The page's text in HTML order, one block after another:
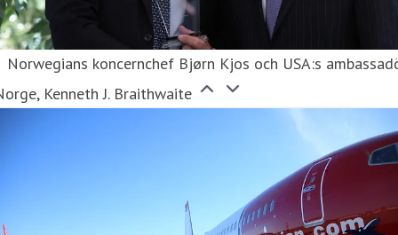
Norwegians koncernchef Bjørn Kjos och USA:s
Kenneth J. Braithwaite